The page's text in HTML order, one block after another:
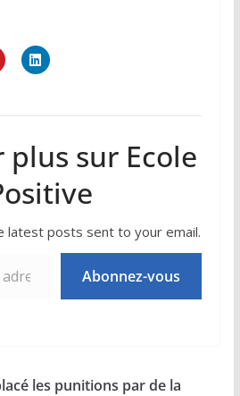
plus sur Ecole
latest posts sent to your email.
Abonnez-vous
les punitions par de la